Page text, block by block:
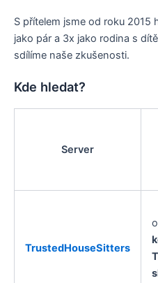
S přítelem jsme od roku 2015
jako pár a 3x jako rodina s
sdílíme naše zkušenosti.
Kde hledat?
Server
TrustedHouseSitters